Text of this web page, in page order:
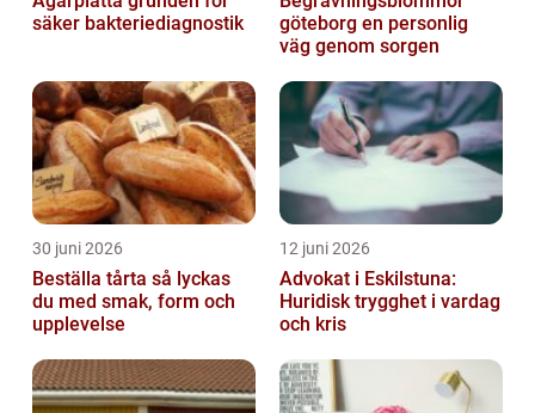
säker bakteriediagnostik
göteborg en personlig
väg genom sorgen
30 juni 2026
Beställa tårta så lyckas
du med smak, form och
upplevelse
12 juni 2026
Advokat i Eskilstuna:
Huridisk trygghet i vardag
och kris